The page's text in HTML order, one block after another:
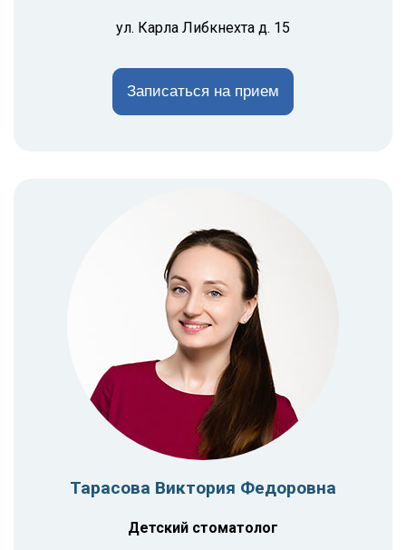
ул. Карла Либкнехта д. 15
Записаться на прием
Тарасова Виктория Федоровна
Детский стоматолог